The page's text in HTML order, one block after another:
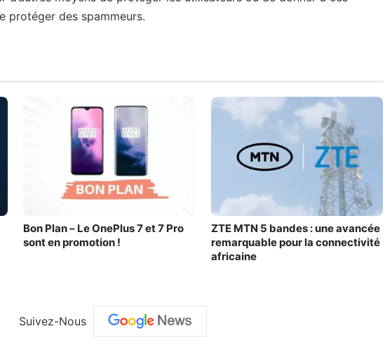
protéger des spammeurs.
Bon Plan – Le OnePlus 7 et 7 Pro
sont en promotion !
ZTE MTN 5 bandes : une avancée
remarquable pour la connectivité
africaine
Suivez-Nous